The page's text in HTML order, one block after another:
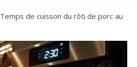
Temps de cuisson du rôti de porc au